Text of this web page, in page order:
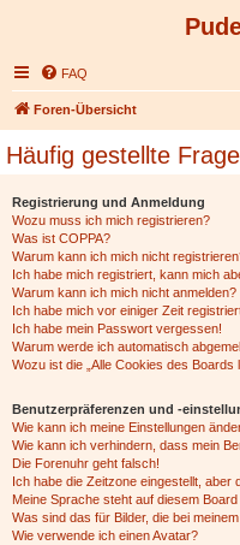
FAQ
Foren-Übersicht
Häufig gestellte
Registrierung und Anmeldung
Wozu muss ich mich registrieren?
Was ist COPPA?
Warum kann ich mich nicht
Ich habe mich registriert, kann mich
Warum kann ich mich nicht anmelden?
Ich habe mich vor einiger Zeit
Ich habe mein Passwort vergessen!
Warum werde ich automatisch
Wozu ist die „Alle Cookies des Boards
Benutzerpräferenzen und -
Wie kann ich meine Einstellungen
Wie kann ich verhindern, dass mein
Die Forenuhr geht falsch!
Ich habe die Zeitzone eingestellt, aber
Meine Sprache steht auf diesem
Was sind das für Bilder, die bei
Wie verwende ich einen Avatar?